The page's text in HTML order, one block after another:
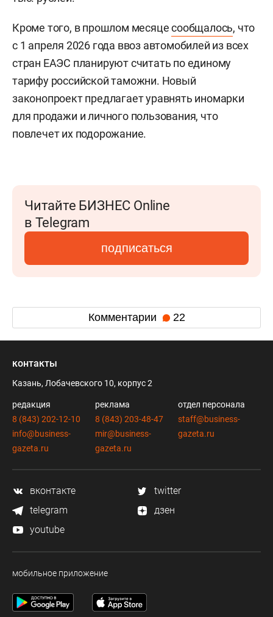
Кроме того, в прошлом месяцесообщалось, что
с 1 апреля 2026 года ввоз автомобилей из всех
стран ЕАЭС планируют считать по единому
тарифу российской таможни. Новый
законопроект предлагает уравнять иномарки
для продажи и личного пользования, что
повлечет их подорожание.
Читайте БИЗНЕС Online
в Telegram
подписаться
Комментарии 22
контакты
Казань, Лобачевского 10, корпус 2
редакция
8 (843) 202-12-10
info@business-
gazeta.ru
реклама
8 (843) 203-48-47
mir@business-
gazeta.ru
отдел персонала
staff@business-
gazeta.ru
вконтакте
twitter
telegram
дзен
youtube
мобильное приложение